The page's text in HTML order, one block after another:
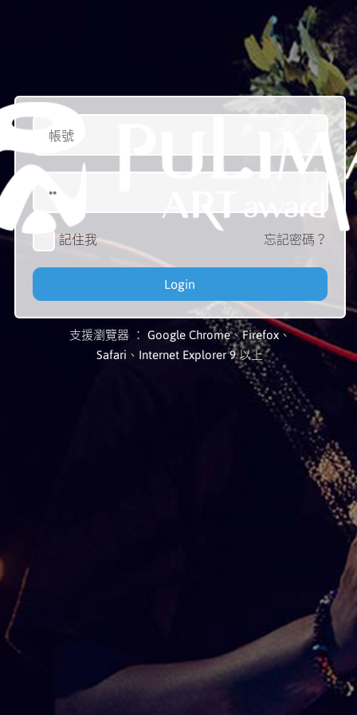
記住我 忘記密碼？
Login
支援瀏覽器 ： Google Chrome、Firefox、
Safari、Internet Explorer 9 以上